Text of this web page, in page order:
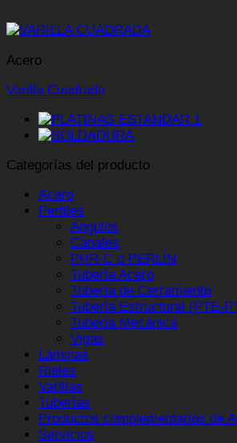
Acero
Varilla Cuadrada
Categorías del producto
Acero
Perfiles
Angulos
Canales
PHR-C o PERLÍN
Tubería Acero
Tubería de Cerramiento
Tubería Estructural (PTE-
Tubería Mecánica
Vigas
Láminas
Rieles
Varillas
Tuberías
Productos complementarios de
Servicios